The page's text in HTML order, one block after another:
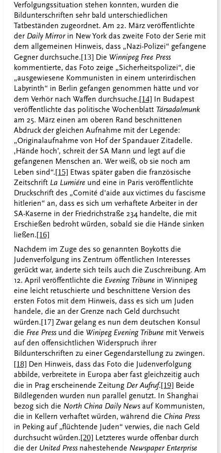
Verfolgungssituation stehen konnten, wurden die
Bildunterschriften sehr bald unterschiedlichen
Tatbeständen zugeordnet. Am 22. März veröffentlichte
der Daily Mirrorin New York das zweite Foto der Serie mit
dem allgemeinen Hinweis, dass „Nazi-Polizei“ gefangene
Gegner durchsuche.[13] Die Winnipeg Free Press
kommentierte, das Foto zeige „Sicherheitspolizei“, die
„ausgewiesene Kommunisten in einem unterirdischen
Labyrinth“ in Berlin gefangen genommen hätte und vor
dem Verhör nach Waffen durchsuche.[14]
In Budapest
veröffentlichte das politische Wochenblatt Társadalmunk
am 25. März einen am oberen Rand beschnittenen
Abdruck der gleichen Aufnahme mit der Legende:
„Originalaufnahme von Hof der Spandauer Zitadelle.
‚Hände hoch’, schreit der SA Mann und legt auf die
gefangenen Menschen an. Wer weiß, ob sie noch am
Leben sind“.[15] Etwas später gaben die französische
Zeitschrift La Lumiére und eine in Paris veröffentlichte
Druckschrift des „Comité d'aide aux victimes du fascisme
hitlerien“ an, dass es sich um verhaftete Arbeiter in der
SA-Kaserne in der Friedrichstraße 234 handelte, die mit
Erschießen bedroht würden, sobald sie die Hände sinken
ließen.[16]
Nachdem im Zuge des so genannten Boykotts die
Judenverfolgung ins Zentrum öffentlichen Interesses
gerückt war, änderte sich teils auch die Zuschreibung. Am
12. April veröffentlichte die Evening Tribune in Winnipeg
eine leicht retuschierte und beschnittene Version des
ersten Fotos mit dem Hinweis, dass es sich um Juden
handele, die an der Grenze nach Geld durchsucht
würden.[17] Zwar gelang es nun dem deutschen Konsul
die Free Press und die Winipeg Evening Tribune mit Verweis
auf den offensichtlichen Widerspruch ihrer
Bildunterschriften zu einer Gegendarstellung zu zwingen.
[18] Den Hinweis, dass das Foto die Judenverfolgung
abbilde, verbreitete in Europa aber fast gleichzeitig auch
die in Prag erscheinende Zeitung Der Aufruf.[19] Beide
Bildlegenden wurden nun parallel genutzt. In Shanghai
bezog sich die North China Daily News auf Kommunisten,
die in Kellern verhaftet würden, während die China Press
in Peking auf „flüchtende Juden“ verwies, die nach Geld
durchsucht würden.[20] Letzteres wurde offenbar durch
die der United Press nahestehende Newspaper Enterprise